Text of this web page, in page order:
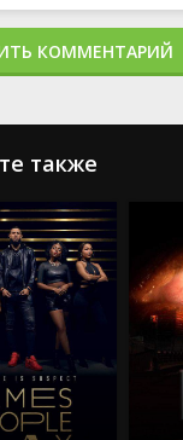
КОММЕНТАРИЙ
также